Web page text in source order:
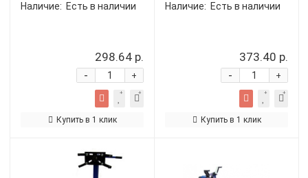
Наличие: Есть в наличии
298.64 р.
+
-
Купить в 1 клик
Наличие: Есть в наличии
373.40 р.
+
-
Купить в 1 клик